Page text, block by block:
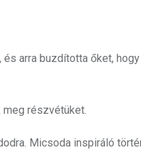
arra buzdította őket,
részvétüket.
Micsoda inspiráló